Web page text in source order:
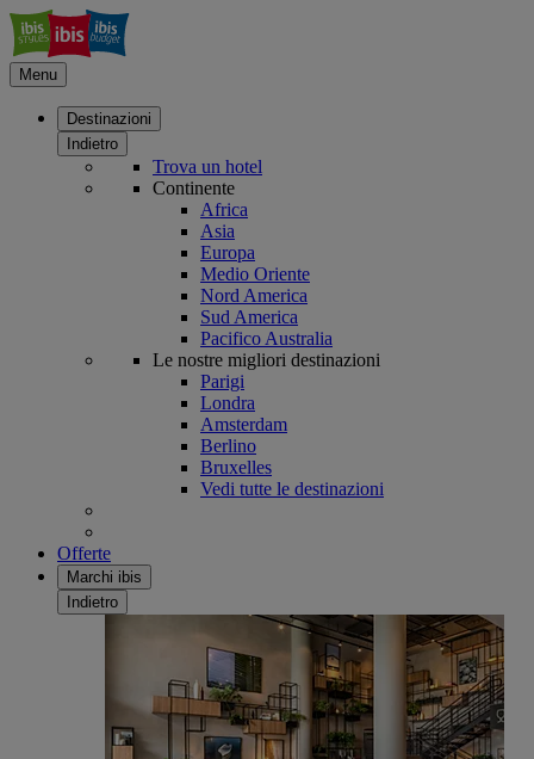
Menu
Destinazioni
Indietro
Trova un hotel
Continente
Africa
Asia
Europa
Medio Oriente
Nord America
Sud America
Pacifico Australia
Le nostre migliori destinazioni
Parigi
Londra
Amsterdam
Berlino
Bruxelles
Vedi tutte le destinazioni
Offerte
Marchi ibis
Indietro